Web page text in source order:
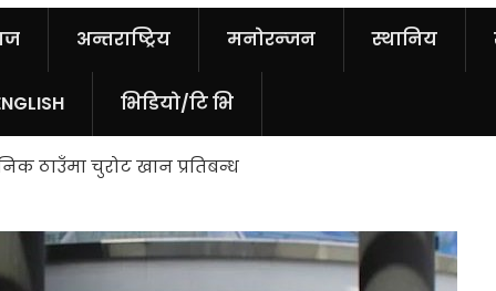
अन्तराष्ट्रिय मनोरन्जन स्थानिय
भिडियो/टि भि
ठाउँमा चुरोट खान प्रतिबन्ध